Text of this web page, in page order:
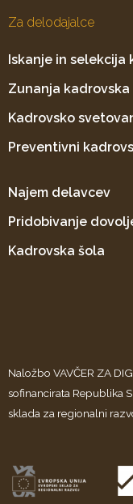
Za delodajalce
Iskanje in selekcija
Zunanja kadrovska
Kadrovsko
Preventivni
Najem delavcev
Pridobivanje
Kadrovska šola
Naložbo VAVČER ZA
sofinancirata Republika
sklada za regionalni